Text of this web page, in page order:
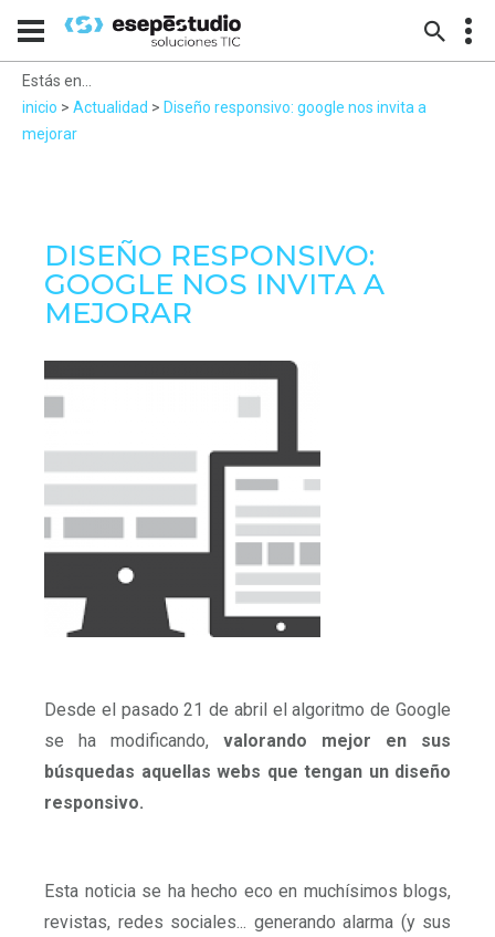
Estás en...
inicio > Actualidad > Diseño responsivo: google nos invita a
mejorar
DISEÑO RESPONSIVO:
GOOGLE NOS INVITA A
MEJORAR
Desde el pasado 21 de abril el algoritmo de Google
se ha modificando, valorando mejor en sus
búsquedas aquellas webs que tengan un diseño
responsivo.
Esta noticia se ha hecho eco en muchísimos blogs,
revistas, redes sociales... generando alarma (y sus